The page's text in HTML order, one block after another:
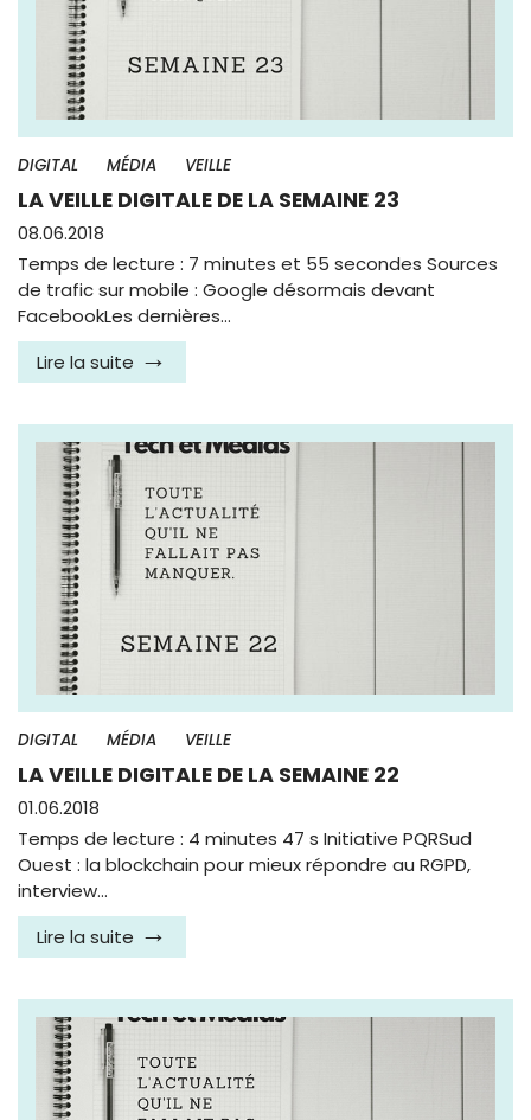
DIGITAL MÉDIA VEILLE
LA VEILLE DIGITALE DE LA SEMAINE 23
08.06.2018
Temps de lecture : 7 minutes et 55 secondes Sources
de trafic sur mobile : Google désormais devant
FacebookLes dernières…
Lire la suite
DIGITAL MÉDIA VEILLE
LA VEILLE DIGITALE DE LA SEMAINE 22
01.06.2018
Temps de lecture : 4 minutes 47 s Initiative PQRSud
Ouest : la blockchain pour mieux répondre au RGPD,
interview…
Lire la suite